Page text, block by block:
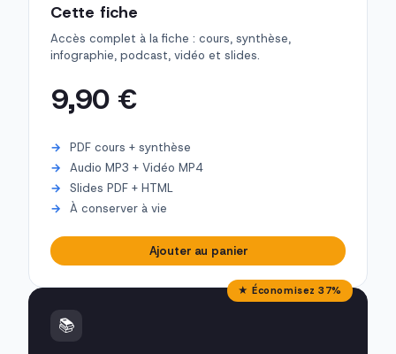
Cette fiche
Accès complet à la fiche : cours, synthèse,
infographie, podcast, vidéo et slides.
9,90 €
PDF cours + synthèse
Audio MP3 + Vidéo MP4
Slides PDF + HTML
À conserver à vie
Ajouter au panier
★ Économisez 37%
📚